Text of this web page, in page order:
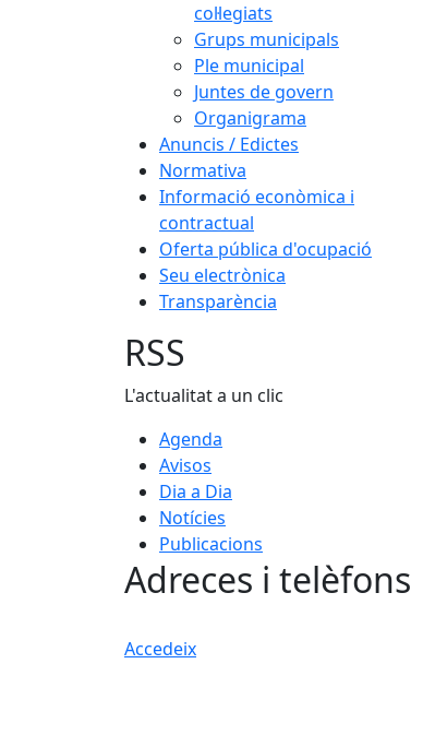
col·legiats
Grups municipals
Ple municipal
Juntes de govern
Organigrama
Anuncis / Edictes
Normativa
Informació econòmica i
contractual
Oferta pública d'ocupació
Seu electrònica
Transparència
RSS
L'actualitat a un clic
Agenda
Avisos
Dia a Dia
Notícies
Publicacions
Adreces i telèfons
Accedeix